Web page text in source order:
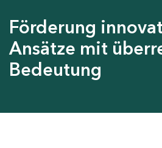
Förderung
Ansätze mit
Bedeutung